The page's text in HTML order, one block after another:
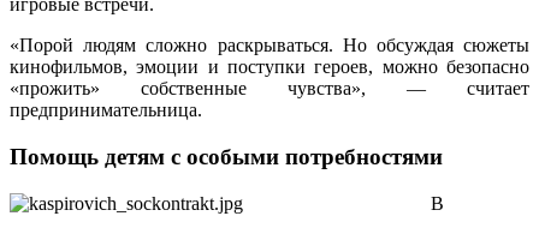
игровые встречи.
«Порой людям сложно раскрываться. Но обсуждая сюжеты
кинофильмов, эмоции и поступки героев, можно безопасно
«прожить» собственные чувства», — считает
предпринимательница.
Помощь детям с особыми потребностями
В